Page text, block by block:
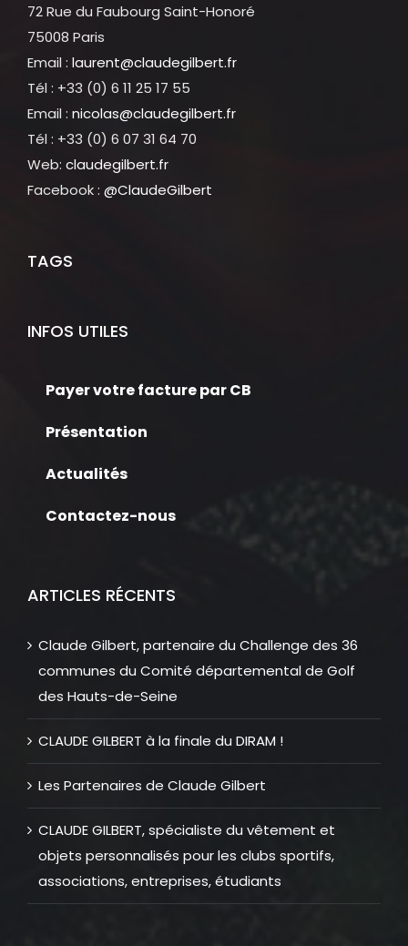
72 Rue du Faubourg Saint-Honoré
75008 Paris
Email : laurent@claudegilbert.fr
Tél : +33 (0) 6 11 25 17 55
Email : nicolas@claudegilbert.fr
Tél : +33 (0) 6 07 31 64 70
Web: claudegilbert.fr
Facebook : @ClaudeGilbert
TAGS
INFOS UTILES
Payer votre facture par CB
Présentation
Actualités
Contactez-nous
ARTICLES RÉCENTS
Claude Gilbert, partenaire du Challenge des 36
communes du Comité départemental de Golf
des Hauts-de-Seine
CLAUDE GILBERT à la finale du DIRAM !
Les Partenaires de Claude Gilbert
CLAUDE GILBERT, spécialiste du vêtement et
objets personnalisés pour les clubs sportifs,
associations, entreprises, étudiants